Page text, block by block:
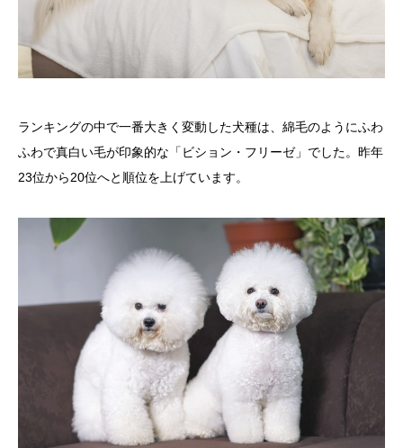
ランキングの中で一番大きく変動した犬種は、綿毛のようにふわ
ふわで真白い毛が印象的な「ビション・フリーゼ」でした。昨年
23位から20位へと順位を上げています。